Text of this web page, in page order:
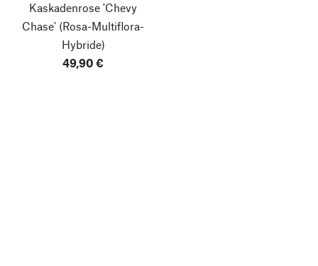
Kaskadenrose 'Chevy
Chase' (Rosa-Multiflora-
Hybride)
49,90 €